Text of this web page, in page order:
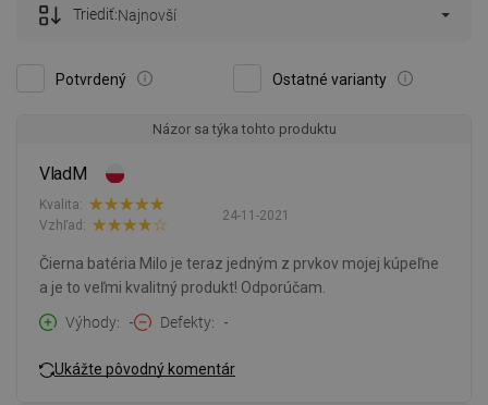
Potvrdený Ostatné varianty
Triediť:Najnovší
Názor sa týka tohto produktu
VladM
24-11-2021
Kvalita:
Vzhľad:
Čierna batéria Milo je teraz jedným z prvkov mojej kúpeľne
a je to veľmi kvalitný produkt! Odporúčam.
Výhody
- Defekty -
Ukážte pôvodný komentár